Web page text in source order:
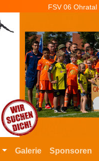
FSV 06 Ohratal
Galerie Sponsoren